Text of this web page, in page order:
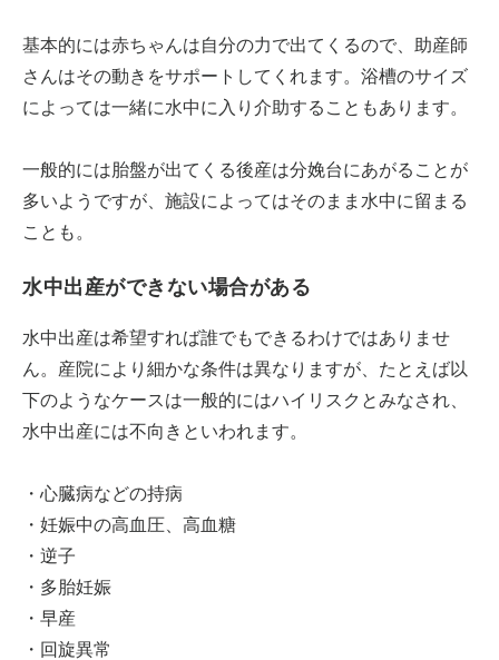
基本的には赤ちゃんは自分の力で出てくるので、助産師
さんはその動きをサポートしてくれます。浴槽のサイズ
によっては一緒に水中に入り介助することもあります。
一般的には胎盤が出てくる後産は分娩台にあがることが
多いようですが、施設によってはそのまま水中に留まる
ことも。
水中出産ができない場合がある
水中出産は希望すれば誰でもできるわけではありませ
ん。産院により細かな条件は異なりますが、たとえば以
下のようなケースは一般的にはハイリスクとみなされ、
水中出産には不向きといわれます。
・心臓病などの持病
・妊娠中の高血圧、高血糖
・逆子
・多胎妊娠
・早産
・回旋異常